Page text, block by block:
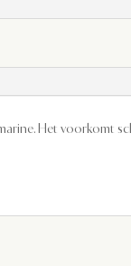
Het voorkomt